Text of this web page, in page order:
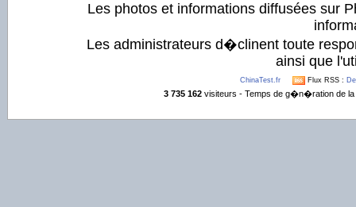
Les photos et informations diffusées sur
Les administrateurs d�clinent toute
ainsi que
ChinaTest.fr Flux RSS :
3 735 162 visiteurs - Temps de g�n�ration de